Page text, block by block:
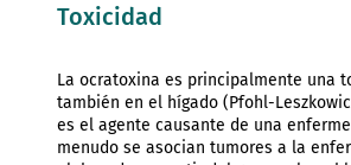
Toxicidad
La ocratoxina es principalmente una
también en el hígado (Pfohl-
es el agente causante de una
menudo se asocian tumores a la